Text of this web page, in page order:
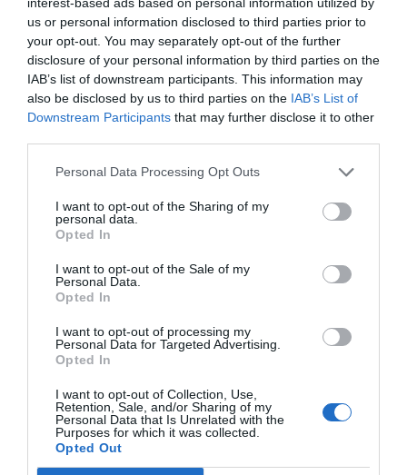
us or personal information disclosed to third parties prior to
your opt-out. You may separately opt-out of the further
disclosure of your personal information by third parties on the
IAB’s list of downstream participants. This information may
also be disclosed by us to third parties on the IAB’s List of
Downstream Participants that may further disclose it to other
Personal Data Processing Opt Outs
I want to opt-out of the Sharing of my
personal data.
Opted In
I want to opt-out of the Sale of my
Personal Data.
Opted In
I want to opt-out of processing my
Personal Data for Targeted Advertising.
Opted In
I want to opt-out of Collection, Use,
Retention, Sale, and/or Sharing of my
Personal Data that Is Unrelated with the
Purposes for which it was collected.
Opted Out